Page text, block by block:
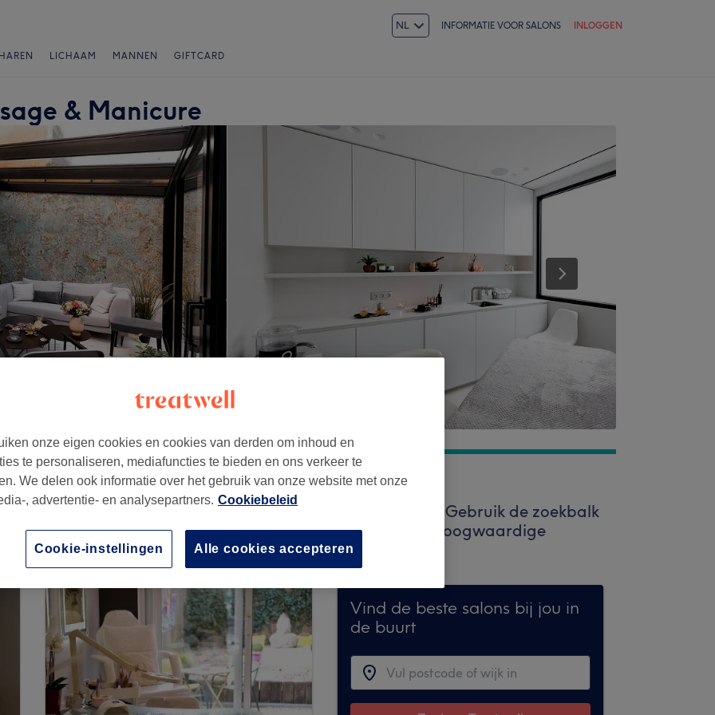
NL INFORMATIE VOOR SALONS INLOGGEN
LICHAAM MANNEN GIFTCARD
& Manicure
accepteert momenteel geen boekingen via Treatwell. Gebruik de zoekbalk
salons in jouw buurt te ontdekken. Je vindt er tal van hoogwaardige
te ontvangen.
Vind de beste salons bij jou in
de buurt
onze eigen cookies en cookies van derden om inhoud en
te personaliseren, mediafuncties te bieden en ons verkeer te
We delen ook informatie over het gebruik van onze website met onze
, advertentie- en analysepartners. Cookiebeleid
Alle cookies accepteren
Cookie-instellingen